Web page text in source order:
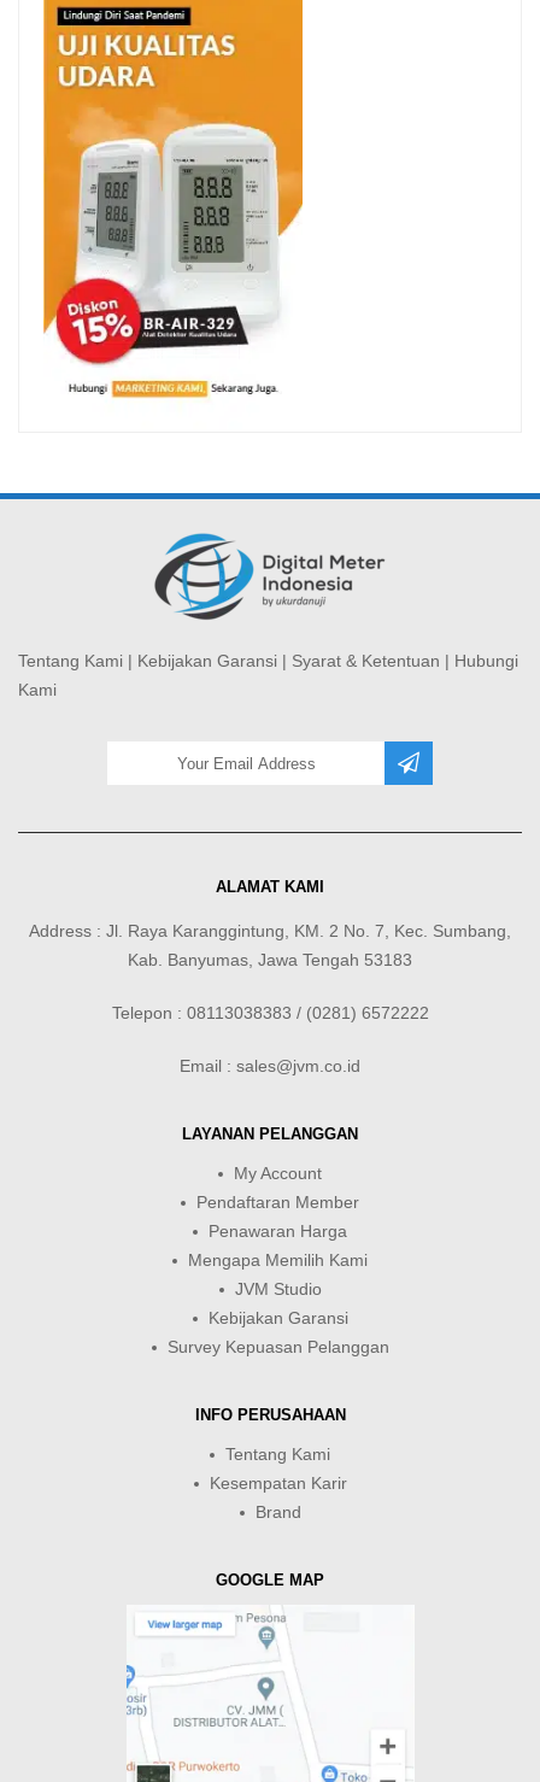
Tentang Kami | Kebijakan Garansi | Syarat & Ketentuan | Hubungi
Kami
ALAMAT KAMI
Address : Jl. Raya Karanggintung, KM. 2 No. 7, Kec. Sumbang,
Kab. Banyumas, Jawa Tengah 53183
Telepon : 08113038383 / (0281) 6572222
Email : sales@jvm.co.id
LAYANAN PELANGGAN
My Account
Pendaftaran Member
Penawaran Harga
Mengapa Memilih Kami
JVM Studio
Kebijakan Garansi
Survey Kepuasan Pelanggan
INFO PERUSAHAAN
Tentang Kami
Kesempatan Karir
Brand
GOOGLE MAP